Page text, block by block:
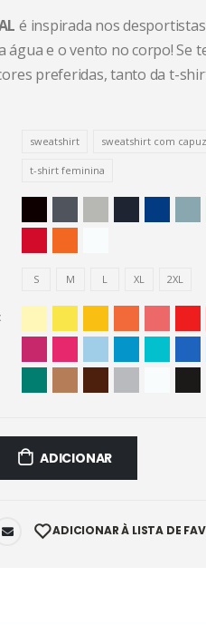
é inspirada nos
água e o vento no corpo! Se
preferidas, tanto da t-
sweatshirt sweatshirt com capuz
t-shirt feminina
S M L XL 2XL
ADICIONAR
ADICIONAR À LISTA DE